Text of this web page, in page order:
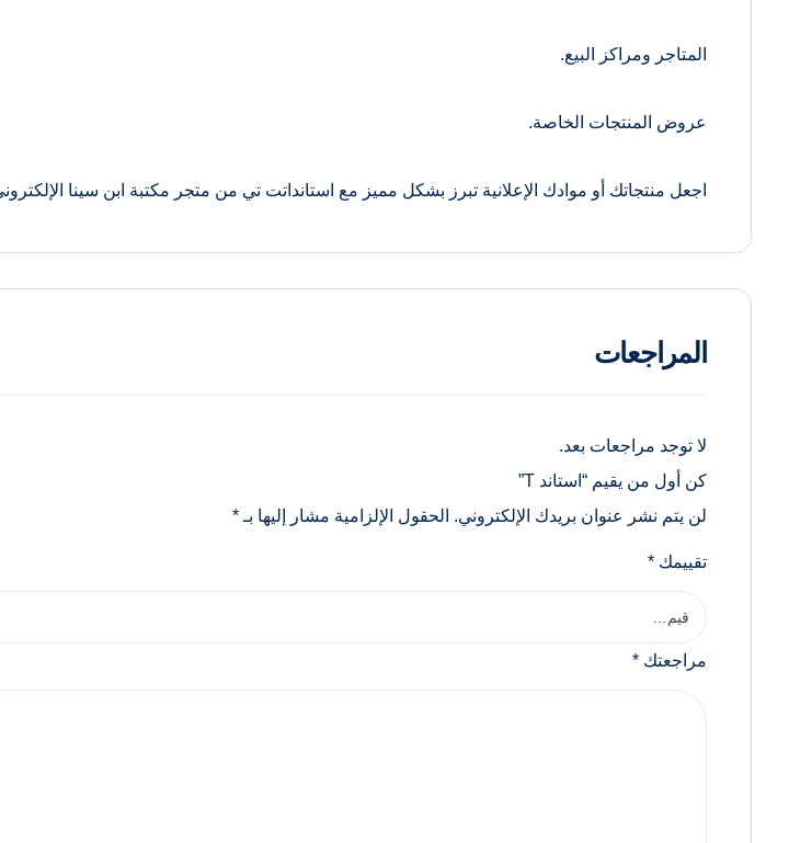
المتاجر ومراكز البيع.
عروض المنتجات الخاصة.
اجعل منتجاتك أو موادك الإعلانية تبرز بشكل مميز مع استانداتت تي من متجر مكتبة ابن سينا
المراجعات
لا توجد مراجعات بعد.
كن أول من يقيم “استاند T”
لن يتم نشر عنوان بريدك الإلكتروني. الحقول الإلزامية مشار إليها بـ *
تقييمك *
مراجعتك *